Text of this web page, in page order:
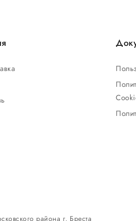
района г. Бреста